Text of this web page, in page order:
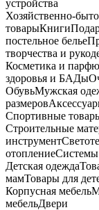
устройства
Хозяйственно-
товарыКниги
постельное белье
творчества и
Косметика и
здоровья и БАДы
ОбувьМужская
размеров
Спортивные
Строительные
инструмент
отоплениеСистемы
Детская одежда
мамТовары для
Корпусная мебель
мебельДвери